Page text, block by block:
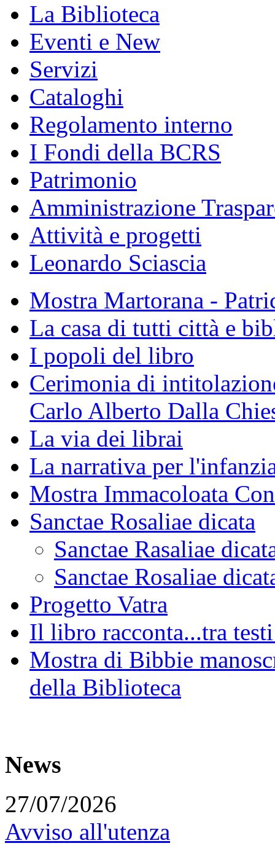
La Biblioteca
Eventi e New
Servizi
Cataloghi
Regolamento interno
I Fondi della BCRS
Patrimonio
Amministrazione
Attività e progetti
Leonardo Sciascia
Mostra Martorana -
La casa di tutti città e
I popoli del libro
Cerimonia di
Carlo Alberto Dalla
La via dei librai
La narrativa per
Mostra Immacoloata
Sanctae Rosaliae dicata
Sanctae Rasaliae
Sanctae Rosaliae
Progetto Vatra
Il libro racconta...tra
Mostra di Bibbie
della Biblioteca
News
27/07/2026
Avviso all'utenza